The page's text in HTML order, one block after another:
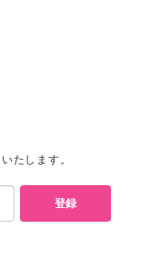
たします。
登録